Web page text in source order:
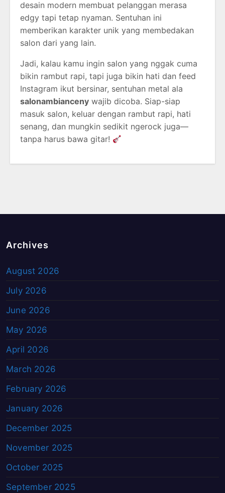
desain modern membuat pelanggan merasa
edgy tapi tetap nyaman. Sentuhan ini
memberikan karakter unik yang membedakan
salon dari yang lain.
Jadi, kalau kamu ingin salon yang nggak cuma
bikin rambut rapi, tapi juga bikin hati dan feed
Instagram ikut bersinar, sentuhan metal ala
salonambianceny wajib dicoba. Siap-siap
masuk salon, keluar dengan rambut rapi, hati
senang, dan mungkin sedikit ngerock juga—
tanpa harus bawa gitar!
Archives
August 2026
July 2026
June 2026
May 2026
April 2026
March 2026
February 2026
January 2026
December 2025
November 2025
October 2025
September 2025